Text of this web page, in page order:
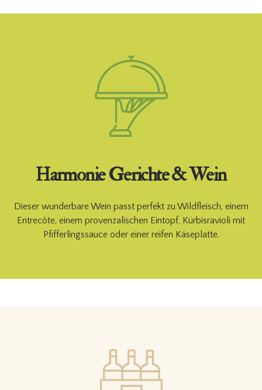
Harmonie Gerichte & Wein
Dieser wunderbare Wein passt perfekt zu Wildfleisch, einem
Entrecôte, einem provenzalischen Eintopf, Kürbisravioli mit
Pfifferlingssauce oder einer reifen Käseplatte.